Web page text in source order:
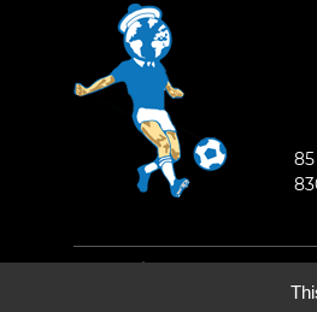
Mentions légales-Qui sommes-nous ?
©2026 - Tous droits réservés -